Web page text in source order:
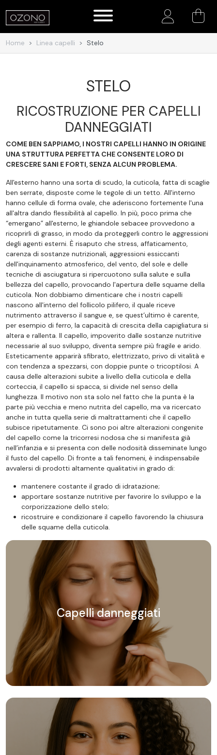
Account
Home Linea capelli Stelo
STELO
RICOSTRUZIONE PER CAPELLI
DANNEGGIATI
COME BEN SAPPIAMO, I NOSTRI CAPELLI HANNO IN ORIGINE
UNA STRUTTURA PERFETTA CHE CONSENTE LORO DI
CRESCERE SANI E FORTI, SENZA ALCUN PROBLEMA.
All'esterno hanno una sorta di scudo, la cuticola, fatta di scaglie
ben serrate, disposte come le tegole di un tetto. All'interno
hanno cellule di forma ovale, che aderiscono fortemente l'una
all'altra dando flessibilità al capello. In più, poco prima che
“emergano” all'esterno, le ghiandole sebacee provvedono a
ricoprirli di grasso, in modo da proteggerli contro le aggressioni
degli agenti esterni. È risaputo che stress, affaticamento,
carenza di sostanze nutrizionali, aggressioni essiccanti
dell'inquinamento atmosferico, del vento, del sole e delle
tecniche di asciugatura si ripercuotono sulla salute e sulla
bellezza del capello, provocando l'apertura delle squame della
cuticola. Non dobbiamo dimenticare che i nostri capelli
nascono all'interno del follicolo pilifero, il quale riceve
nutrimento attraverso il sangue e, se quest’ultimo è carente,
per esempio di ferro, la capacità di crescita della capigliatura si
altera e rallenta. Il capello, impoverito dalle sostanze nutritive
necessarie al suo sviluppo, diventa sempre più fragile e arido.
Esteticamente apparirà sfibrato, elettrizzato, privo di vitalità e
con tendenza a spezzarsi, con doppie punte o tricoptilosi. A
causa delle alterazioni subite a livello della cuticola e della
corteccia, il capello si spacca, si divide nel senso della
lunghezza. Il motivo non sta solo nel fatto che la punta è la
parte più vecchia e meno nutrita del capello, ma va ricercato
anche in tutta quella serie di maltrattamenti che il capello
subisce ripetutamente. Ci sono poi altre alterazioni congenite
del capello come la tricorresi nodosa che si manifesta già
nell’infanzia e si presenta con delle nodosità disseminate lungo
il fusto del capello. Di fronte a tali fenomeni, è indispensabile
avvalersi di prodotti altamente qualitativi in grado di:
mantenere costante il grado di idratazione;
apportare sostanze nutritive per favorire lo sviluppo e la
corporizzazione dello stelo;
ricostruire e condizionare il capello favorendo la chiusura
delle squame della cuticola.
Capelli danneggiati